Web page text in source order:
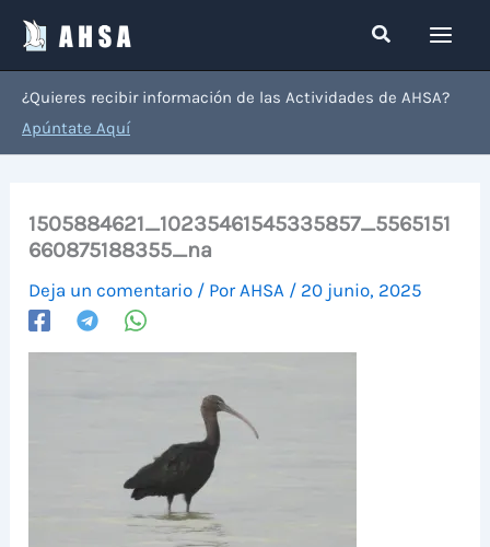
contenido
Buscar
¿Quieres recibir información de las Actividades de AHSA?
Apúntate Aquí
1505884621_10235461545335857_5565151
660875188355_na
Deja un comentario / Por AHSA / 20 junio, 2025